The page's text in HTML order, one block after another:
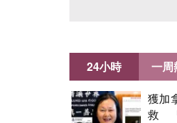
24小時
獲加
救
一周